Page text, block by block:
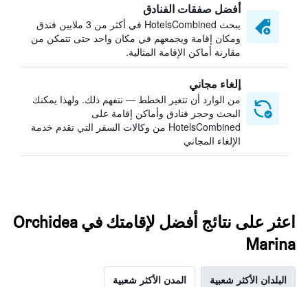
أفضل صفقات الفنادق
يبحث HotelsCombined في أكثر من 3 ملايين فندق
ومكان إقامة ويجمعهم في مكان واحد حتى تتمكن من
مقارنة أماكن الإقامة المثالية.
إلغاء مجاني
من الوارد أن تتغير الخطط — نتفهم ذلك. ولهذا يمكنك
البحث وحجز فنادق وأماكن إقامة على
HotelsCombined من وكالات السفر التي تقدم خدمة
الإلغاء المجاني
اعثر على نتائج أفضل لإقامتك في Orchidea
Marina
البلدان الأكثر شعبية المدن الأكثر شعبية